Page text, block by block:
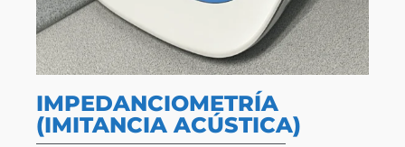
IMPEDANCIOMETRÍA
(IMITANCIA ACÚSTICA)